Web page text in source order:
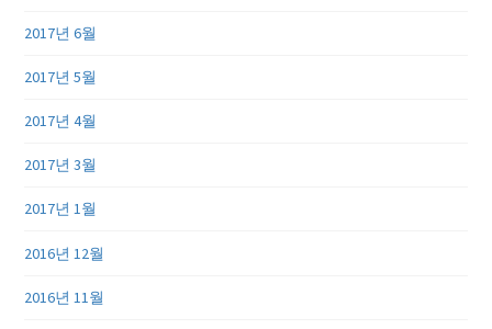
2017년 6월
2017년 5월
2017년 4월
2017년 3월
2017년 1월
2016년 12월
2016년 11월